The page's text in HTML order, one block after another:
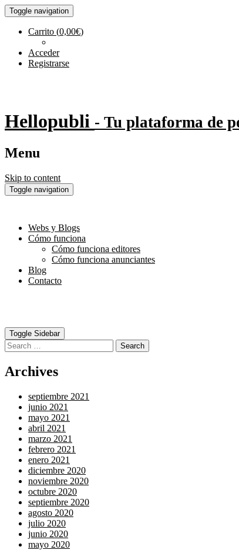
Toggle navigation
Carrito (0,00€)
Acceder
Registrarse
Hellopubli - Tu plataforma de
Menu
Skip to content
Toggle navigation
Webs y Blogs
Cómo funciona
Cómo funciona editores
Cómo funciona anunciantes
Blog
Contacto
Toggle Sidebar
Search
Archives
septiembre 2021
junio 2021
mayo 2021
abril 2021
marzo 2021
febrero 2021
enero 2021
diciembre 2020
noviembre 2020
octubre 2020
septiembre 2020
agosto 2020
julio 2020
junio 2020
mayo 2020